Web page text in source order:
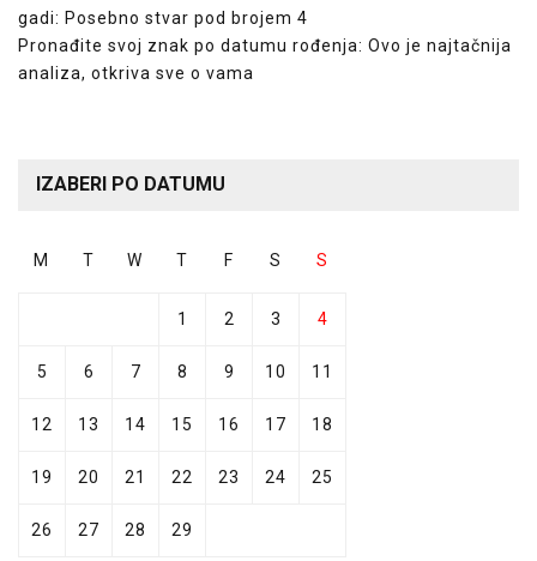
gadi: Posebno stvar pod brojem 4
Pronađite svoj znak po datumu rođenja: Ovo je najtačnija
analiza, otkriva sve o vama
IZABERI PO DATUMU
M T W T F S S
1 2 3 4
5 6 7 8 9 10 11
12 13 14 15 16 17 18
19 20 21 22 23 24 25
26 27 28 29